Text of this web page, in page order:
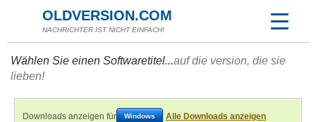
OLDVERSION.COM
NACHRICHTER IST NICHT EINFACH!
Wählen Sie einen Softwaretitel...auf die version, die sie
lieben!
Downloads anzeigen für Windows Alle Downloads anzeigen